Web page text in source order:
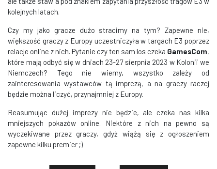
kolejnych latach.
Czy my jako gracze dużo stracimy na tym? Zapewne nie,
większość graczy z Europy uczestniczyła w targach E3 poprzez
relacje online z nich. Pytanie czy ten sam los czeka GamesCom,
które mają odbyć się w dniach 23-27 sierpnia 2023 w Kolonii we
Niemczech? Tego nie wiemy, wszystko zależy od
zainteresowania wystawców tą imprezą, a na graczy raczej
będzie można liczyć, przynajmniej z Europy.
Reasumując dużej imprezy nie będzie, ale czeka nas kilka
mniejszych pokazów online. Niektóre z nich na pewno są
wyczekiwane przez graczy, gdyż wiążą się z ogłoszeniem
zapewne kilku premier ;)